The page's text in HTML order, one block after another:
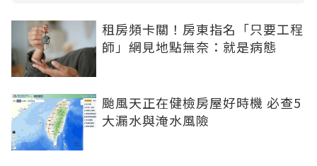
租房頻卡關！房東指名「只要工程
師」網見地點無奈：就是病態
颱風天正在健檢房屋好時機 必查5
大漏水與淹水風險